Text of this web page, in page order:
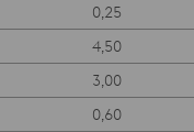
0,25
4,50
3,00
0,60